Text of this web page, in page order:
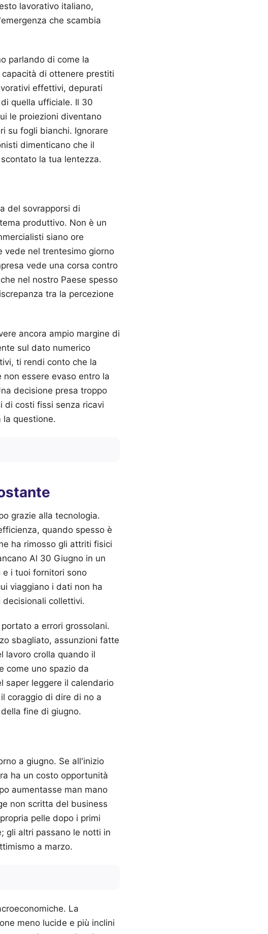
lavorativo italiano,
che scambia
parlando di come la
di ottenere prestiti
effettivi, depurati
quella ufficiale. Il 30
le proiezioni diventano
su fogli bianchi. Ignorare
dimenticano che il
la tua lentezza.
del sovrapporsi di
produttivo. Non è un
siano ore
vede nel trentesimo giorno
vede una corsa contro
nel nostro Paese spesso
tra la percezione
ancora ampio margine di
sul dato numerico
ti rendi conto che la
essere evaso entro la
decisione presa troppo
costi fissi senza ricavi
la questione.
grazie alla tecnologia.
quando spesso è
ha rimosso gli attriti fisici
Al 30 Giugno in un
i tuoi fornitori sono
viaggiano i dati non ha
collettivi.
a errori grossolani.
sbagliato, assunzioni fatte
lavoro crolla quando il
come uno spazio da
saper leggere il calendario
coraggio di dire di no a
fine di giugno.
a giugno. Se all'inizio
ha un costo opportunità
aumentasse man mano
non scritta del business
pelle dopo i primi
gli altri passano le notti in
a marzo.
La
meno lucide e più inclini